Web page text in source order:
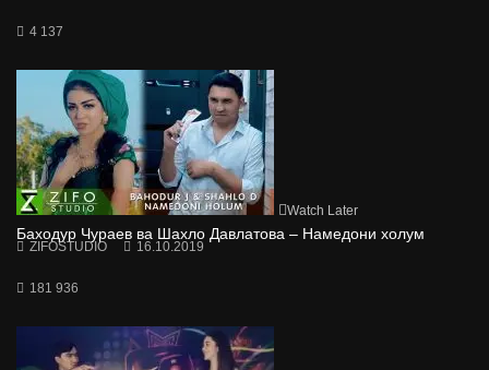
4 137
Watch Later
Баходур Чураев ва Шахло Давлатова – Намедони холум
ZIFOSTUDIO 16.10.2019
181 936